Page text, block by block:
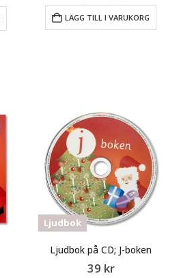
LÄGG TILL I VARUKORG
Ljudbok
Ljudbok på CD; J-boken
39 kr